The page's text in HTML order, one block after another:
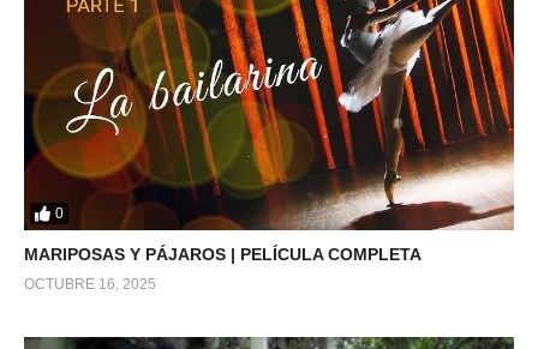
0
MARIPOSAS Y PÁJAROS | PELÍCULA COMPLETA
OCTUBRE 16, 2025